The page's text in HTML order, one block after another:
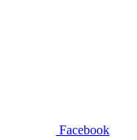
Facebook